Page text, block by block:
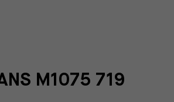
M1075 719